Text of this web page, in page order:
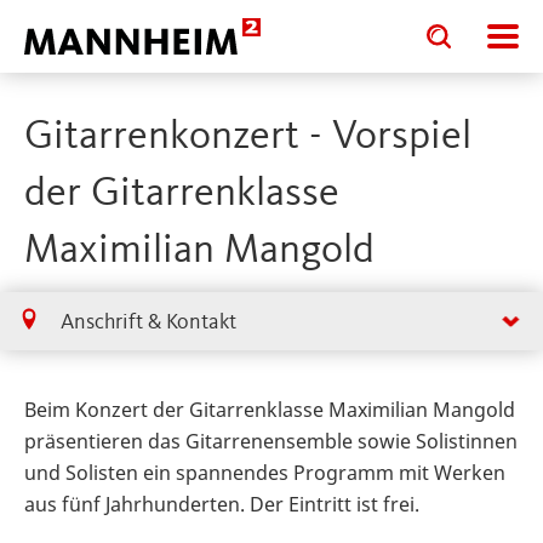
Toggle
search
input
Toggle
search
input
Gitarrenkonzert - Vorspiel
der Gitarrenklasse
Maximilian Mangold
Anschrift & Kontakt
Beim Konzert der Gitarrenklasse Maximilian Mangold
präsentieren das Gitarrenensemble sowie Solistinnen
und Solisten ein spannendes Programm mit Werken
aus fünf Jahrhunderten. Der Eintritt ist frei.